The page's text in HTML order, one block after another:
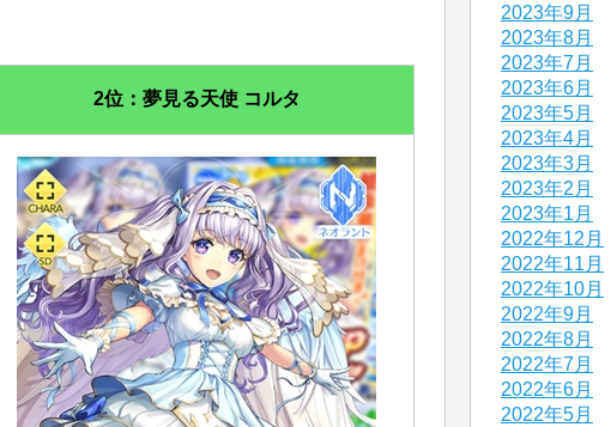
2位：夢見る天使 コルタ
2023年9月
2023年8月
2023年7月
2023年6月
2023年5月
2023年4月
2023年3月
2023年2月
2023年1月
2022年12月
2022年11月
2022年10月
2022年9月
2022年8月
2022年7月
2022年6月
2022年5月